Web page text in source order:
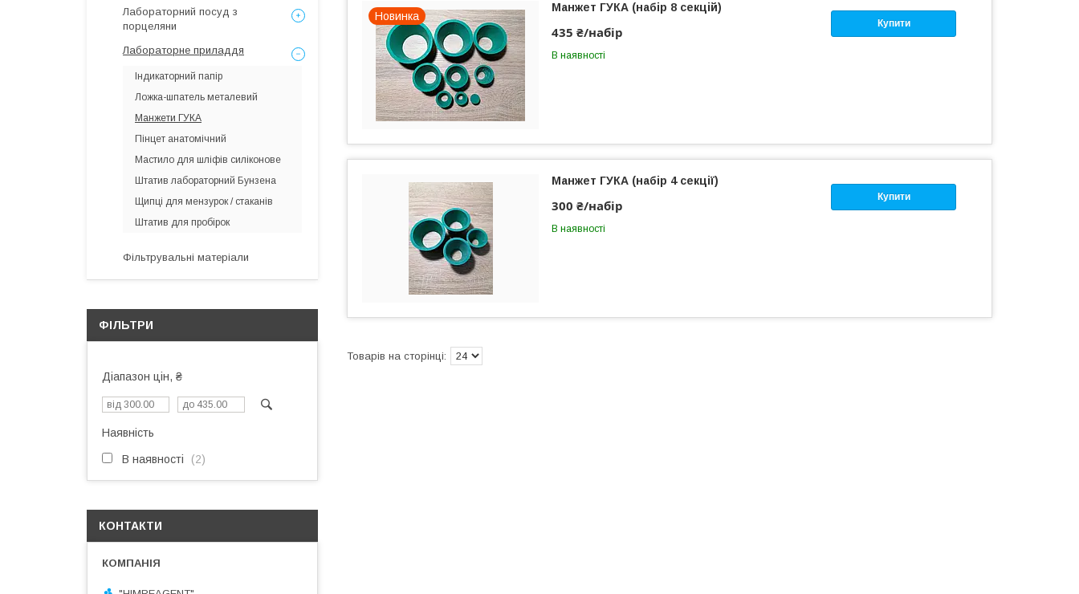
Новинка
Купити
Манжет ГУКА (набір 8 секцій)
435 ₴/набір
В наявності
Купити
Манжет ГУКА (набір 4 секції)
300 ₴/набір
В наявності
Лабораторний посуд з
порцеляни
Лабораторне приладдя
Індикаторний папір
Ложка-шпатель металевий
Манжети ГУКА
Пінцет анатомічний
Мастило для шліфів силіконове
Штатив лабораторний Бунзена
Щипці для мензурок / стаканів
Штатив для пробірок
Фільтрувальні матеріали
ФІЛЬТРИ
Діапазон цін, ₴
Наявність
В наявності 2
КОНТАКТИ